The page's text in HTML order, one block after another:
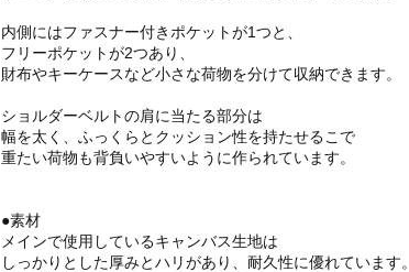
内側にはファスナー付きポケットが1つと、
フリーポケットが2つあり、
財布やキーケースなど小さな荷物を分けて収納できます。
ショルダーベルトの肩に当たる部分は
幅を太く、ふっくらとクッション性を持たせるこで
重たい荷物も背負いやすいように作られています。
●素材
メインで使用しているキャンバス生地は
しっかりとした厚みとハリがあり、耐久性に優れています。